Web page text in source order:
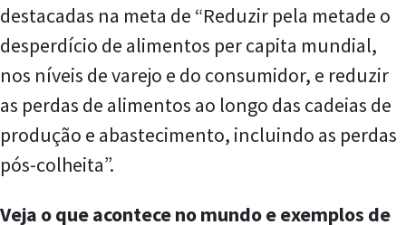
destacadas na meta de “Reduzir pela metade o
desperdício de alimentos per capita mundial,
nos níveis de varejo e do consumidor, e reduzir
as perdas de alimentos ao longo das cadeias de
produção e abastecimento, incluindo as perdas
pós-colheita”.
Veja o que acontece no mundo e exemplos de